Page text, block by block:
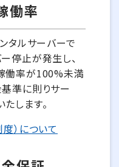
働率
タルサーバーで
停止が発生し、
働率が100%未満
準に則りサー
します。
）について